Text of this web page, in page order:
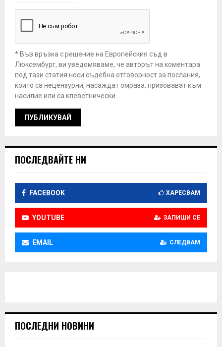
* Във връзка с решение на Европейския съд в
Люксембург, ви уведомяваме, че авторът на коментара
под тази статия носи съдебна отговорност за послания,
които са нецензурни, насаждат омраза, призовават към
насилие или са клеветнически.
ПОСЛЕДВАЙТЕ НИ
FACEBOOK ХАРЕСВАМ
YOUTUBE ЗАПИШИ СЕ
EMAIL СЛЕДВАМ
ПОСЛЕДНИ НОВИНИ